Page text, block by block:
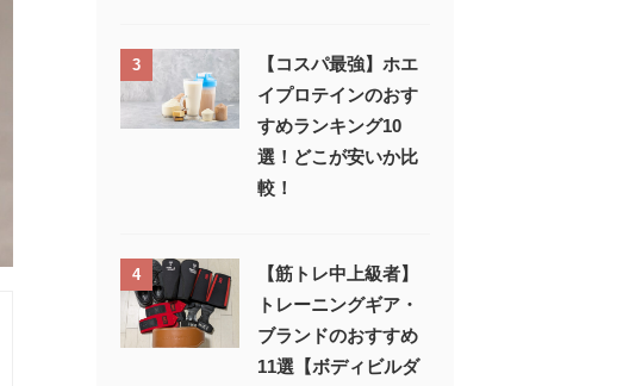
3
【コスパ最強】ホエ
イプロテインのおす
すめランキング10
選！どこが安いか比
較！
4
【筋トレ中上級者】
トレーニングギア・
ブランドのおすすめ
11選【ボディビルダ